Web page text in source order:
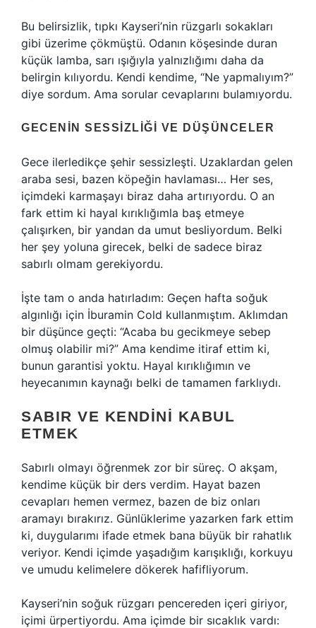
Bu belirsizlik, tıpkı Kayseri’nin rüzgarlı sokakları
gibi üzerime çökmüştü. Odanın köşesinde duran
küçük lamba, sarı ışığıyla yalnızlığımı daha da
belirgin kılıyordu. Kendi kendime, “Ne yapmalıyım?”
diye sordum. Ama sorular cevaplarını bulamıyordu.
GECENIN SESSIZLIĞI VE DÜŞÜNCELER
Gece ilerledikçe şehir sessizleşti. Uzaklardan gelen
araba sesi, bazen köpeğin havlaması… Her ses,
içimdeki karmaşayı biraz daha artırıyordu. O an
fark ettim ki hayal kırıklığımla baş etmeye
çalışırken, bir yandan da umut besliyordum. Belki
her şey yoluna girecek, belki de sadece biraz
sabırlı olmam gerekiyordu.
İşte tam o anda hatırladım: Geçen hafta soğuk
algınlığı için İburamin Cold kullanmıştım. Aklımdan
bir düşünce geçti: “Acaba bu gecikmeye sebep
olmuş olabilir mi?” Ama kendime itiraf ettim ki,
bunun garantisi yoktu. Hayal kırıklığımın ve
heyecanımın kaynağı belki de tamamen farklıydı.
SABIR VE KENDINI KABUL
ETMEK
Sabırlı olmayı öğrenmek zor bir süreç. O akşam,
kendime küçük bir ders verdim. Hayat bazen
cevapları hemen vermez, bazen de biz onları
aramayı bırakırız. Günlüklerime yazarken fark ettim
ki, duygularımı ifade etmek bana büyük bir rahatlık
veriyor. Kendi içimde yaşadığım karışıklığı, korkuyu
ve umudu kelimelere dökerek hafifliyorum.
Kayseri’nin soğuk rüzgarı pencereden içeri giriyor,
içimi ürpertiyordu. Ama içimde bir sıcaklık vardı: